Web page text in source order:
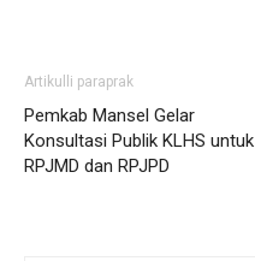
Artikulli paraprak
Pemkab Mansel Gelar
Konsultasi Publik KLHS untuk
RPJMD dan RPJPD